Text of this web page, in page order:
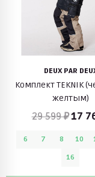
DEUX PAR
Комплект TEKNIK
желтым)
29 599 ₽17
6 7 8 10
16